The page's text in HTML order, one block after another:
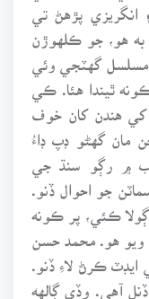
انگريزي پڙهڻ تي
هو، جو ڪلهوڙن
مسلسل گهٽجي وئي
ٿيندا هئا. ڪي
کي هندن کان خوف
مان گهڻو ڊپ ڊاءُ
۾ رڳو سنڌ جي
جو احوال ڏنو.
ڪئي، پر ڪونه
ويو هو. محمد حسن
ڪرڻ لاءِ ڏنو.
آهي. وڏي ڳالهه